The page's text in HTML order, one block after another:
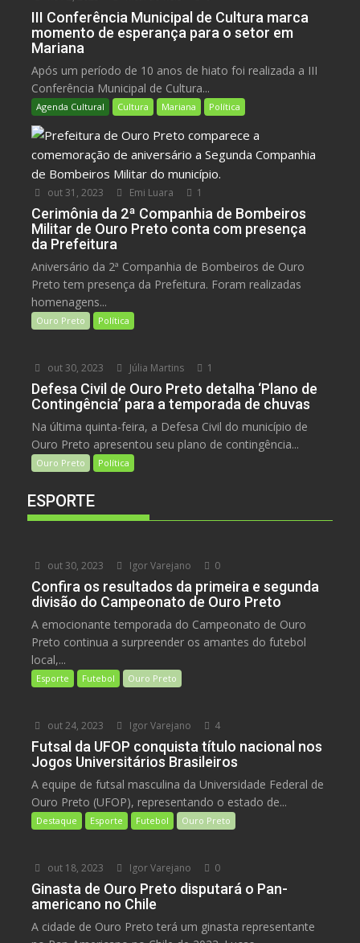
III Conferência Municipal de Cultura marca
momento de esperança para o setor em
Mariana
Após um período de 10 anos de hiato foi realizada a III
Conferência Municipal de Cultura...
Agenda Cultural Cultura Mariana Política
out 31, 2023 Emi Luara 1
Cerimônia da 2ª Companhia de Bombeiros
Militar de Ouro Preto conta com presença
da Prefeitura
Aniversário da 2ª Companhia de Bombeiros de Ouro
Preto tem presença da Prefeitura. Foram realizadas
homenagens...
Ouro Preto Política
out 30, 2023 Júlia Martins 1
Defesa Civil de Ouro Preto detalha ‘Plano de
Contingência’ para a temporada de chuvas
Na última quinta-feira, a Defesa Civil do município de
Ouro Preto apresentou seu plano de contingência...
Ouro Preto Política
ESPORTE
out 30, 2023 Igor Varejano 0
Confira os resultados da primeira e segunda
divisão do Campeonato de Ouro Preto
A emocionante temporada do Campeonato de Ouro
Preto continua a surpreender os amantes do futebol
local,...
Esporte Futebol Ouro Preto
out 24, 2023 Igor Varejano 4
Futsal da UFOP conquista título nacional nos
Jogos Universitários Brasileiros
A equipe de futsal masculina da Universidade Federal de
Ouro Preto (UFOP), representando o estado de...
Destaque Esporte Futebol Ouro Preto
out 18, 2023 Igor Varejano 0
Ginasta de Ouro Preto disputará o Pan-
americano no Chile
A cidade de Ouro Preto terá um ginasta representante